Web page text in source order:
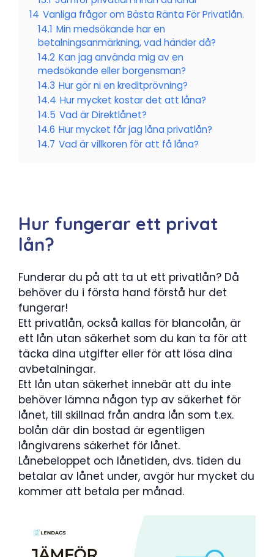
14 Vanliga frågor om Bästa Ränta För Privatlån.
14.1 Min medsökande har en
betalningsanmärkning, vad händer då?
14.2 Kan jag använda mig av en
medsökande eller borgensman?
14.3 Hur gör ni en kreditprövning?
14.4 Hur mycket kostar det att låna?
14.5 Vad är Direktlånet?
14.6 Hur mycket får jag låna privatlån?
14.7 Vad är villkoren för att få låna?
Hur fungerar ett privat
lån?
Funderar du på att ta ut ett privatlån? Då
behöver du i första hand förstå hur det
fungerar!
Ett privatlån, också kallas för blancolån, är
ett lån utan säkerhet som du kan ta för att
täcka dina utgifter eller för att lösa dina
avbetalningar.
Ett lån utan säkerhet innebär att du inte
behöver lämna någon typ av säkerhet för
lånet, till skillnad från andra lån som t.ex.
bolån där din bostad är egentligen
långivarens säkerhet för lånet.
Lånebeloppet och lånetiden, dvs. tiden du
betalar av lånet under, avgör hur mycket du
kommer att betala per månad.